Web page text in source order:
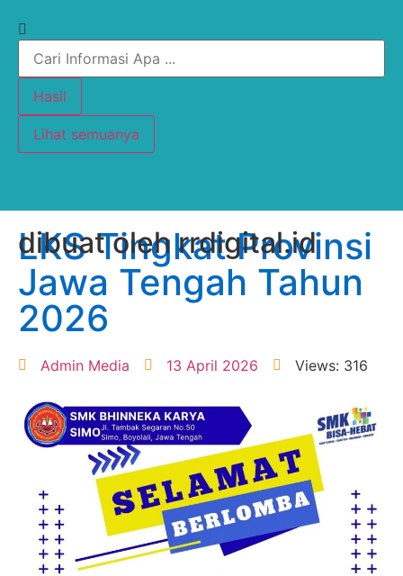
Hasil
Lihat semuanya
LKS Tingkat Provinsi
Jawa Tengah Tahun
2026
Admin Media 13 April 2026 Views: 316
dibuat oleh rrdigital.id